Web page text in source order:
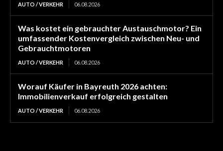
AUTO / VERKEHR 06.08.2026
Was kostet ein gebrauchter Austauschmotor? Ein
umfassender Kostenvergleich zwischen Neu- und
Gebrauchtmotoren
AUTO / VERKEHR 06.08.2026
Worauf Käufer in Bayreuth 2026 achten:
Immobilienverkauf erfolgreich gestalten
AUTO / VERKEHR 06.08.2026